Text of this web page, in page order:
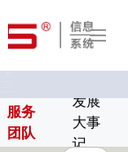
服务
团队
发展
大事
记